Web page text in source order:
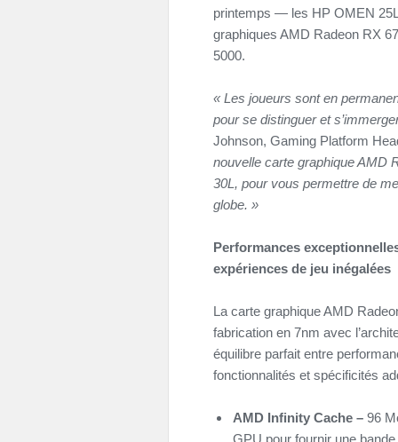
printemps — les HP OMEN
graphiques AMD Radeon RX
5000.
« Les joueurs sont en
pour se distinguer et
Johnson, Gaming Platform
nouvelle carte graphique AMD
30L, pour vous permettre de
globe. »
Performances
expériences de jeu inégalées
La carte graphique AMD
fabrication en 7nm avec
équilibre parfait entre
fonctionnalités et spécificités
AMD Infinity Cache – 96
GPU pour fournir une